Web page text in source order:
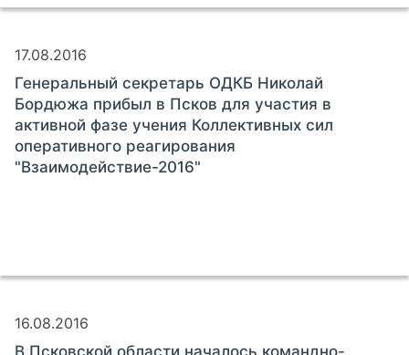
17.08.2016
Генеральный секретарь ОДКБ Николай
Бордюжа прибыл в Псков для участия в
активной фазе учения Коллективных сил
оперативного реагирования
"Взаимодействие-2016"
16.08.2016
В Псковской области началось командно-